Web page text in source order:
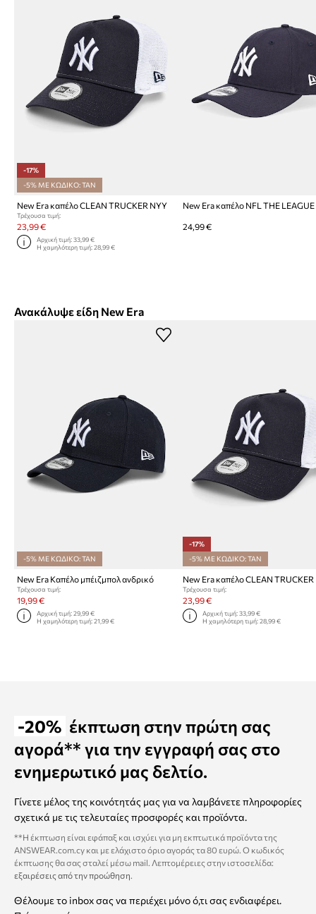
-17%
-5% ΜΕ ΚΩΔΙΚΟ: TAN
New Era καπέλο CLEAN TRUCKER NYY
Τρέχουσα τιμή:
23,99 €
Αρχική τιμή:33,99 €
Η χαμηλότερη τιμή:28,99 €
New Era καπέλο NFL THE LEAGUE
24,99 €
Ανακάλυψε είδη New Era
-5% ΜΕ ΚΩΔΙΚΟ: TAN
New Era Καπέλο μπέιζμπολ ανδρικό
Τρέχουσα τιμή:
19,99 €
Αρχική τιμή:29,99 €
Η χαμηλότερη τιμή:21,99 €
-17%
-5% ΜΕ ΚΩΔΙΚΟ: TAN
New Era καπέλο CLEAN
Τρέχουσα τιμή:
23,99 €
Αρχική τιμή: 33,99 €
Η χαμηλότερη τιμή: 28,99 €
-20% έκπτωση στην πρώτη σας
αγορά** για την εγγραφή σας στο
ενημερωτικό μας δελτίο.
Γίνετε μέλος της κοινότητάς μας για να λαμβάνετε πληροφορίες
σχετικά με τις τελευταίες προσφορές και προϊόντα.
**Η έκπτωση είναι εφάπαξ και ισχύει για μη εκπτωτικά προϊόντα της
ANSWEAR.com.cy και με ελάχιστο όριο αγοράς τα 80 ευρώ. Ο κωδικός
έκπτωσης θα σας σταλεί μέσω mail. Λεπτομέρειες στην ιστοσελίδα:
εξαιρέσεις από την προώθηση.
Θέλουμε το inbox σας να περιέχει μόνο ό,τι σας ενδιαφέρει.